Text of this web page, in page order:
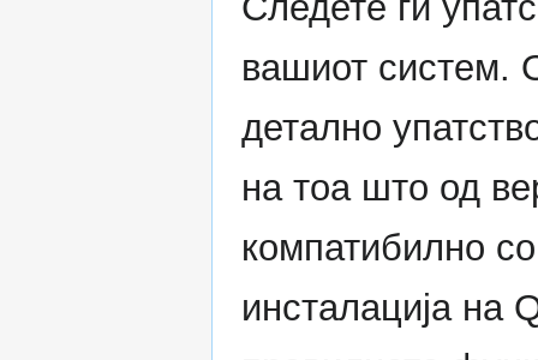
вашиот систем.
детално
на тоа што од
компатибилно
инсталација на